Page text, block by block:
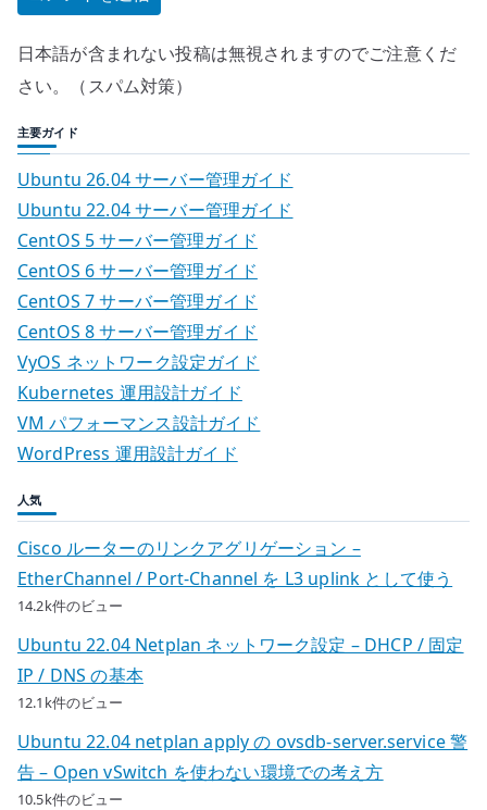
日本語が含まれない投稿は無視されますのでご注意くだ
さい。（スパム対策）
主要ガイド
Ubuntu 26.04 サーバー管理ガイド
Ubuntu 22.04 サーバー管理ガイド
CentOS 5 サーバー管理ガイド
CentOS 6 サーバー管理ガイド
CentOS 7 サーバー管理ガイド
CentOS 8 サーバー管理ガイド
VyOS ネットワーク設定ガイド
Kubernetes 運用設計ガイド
VM パフォーマンス設計ガイド
WordPress 運用設計ガイド
人気
Cisco ルーターのリンクアグリゲーション –
EtherChannel / Port-Channel を L3 uplink として使う
14.2k件のビュー
Ubuntu 22.04 Netplan ネットワーク設定 – DHCP / 固定
IP / DNS の基本
12.1k件のビュー
Ubuntu 22.04 netplan apply の ovsdb-server.service 警
告 – Open vSwitch を使わない環境での考え方
10.5k件のビュー